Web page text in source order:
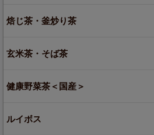
焙じ茶・釜炒り茶
玄米茶・そば茶
健康野菜茶＜国産＞
ルイボス